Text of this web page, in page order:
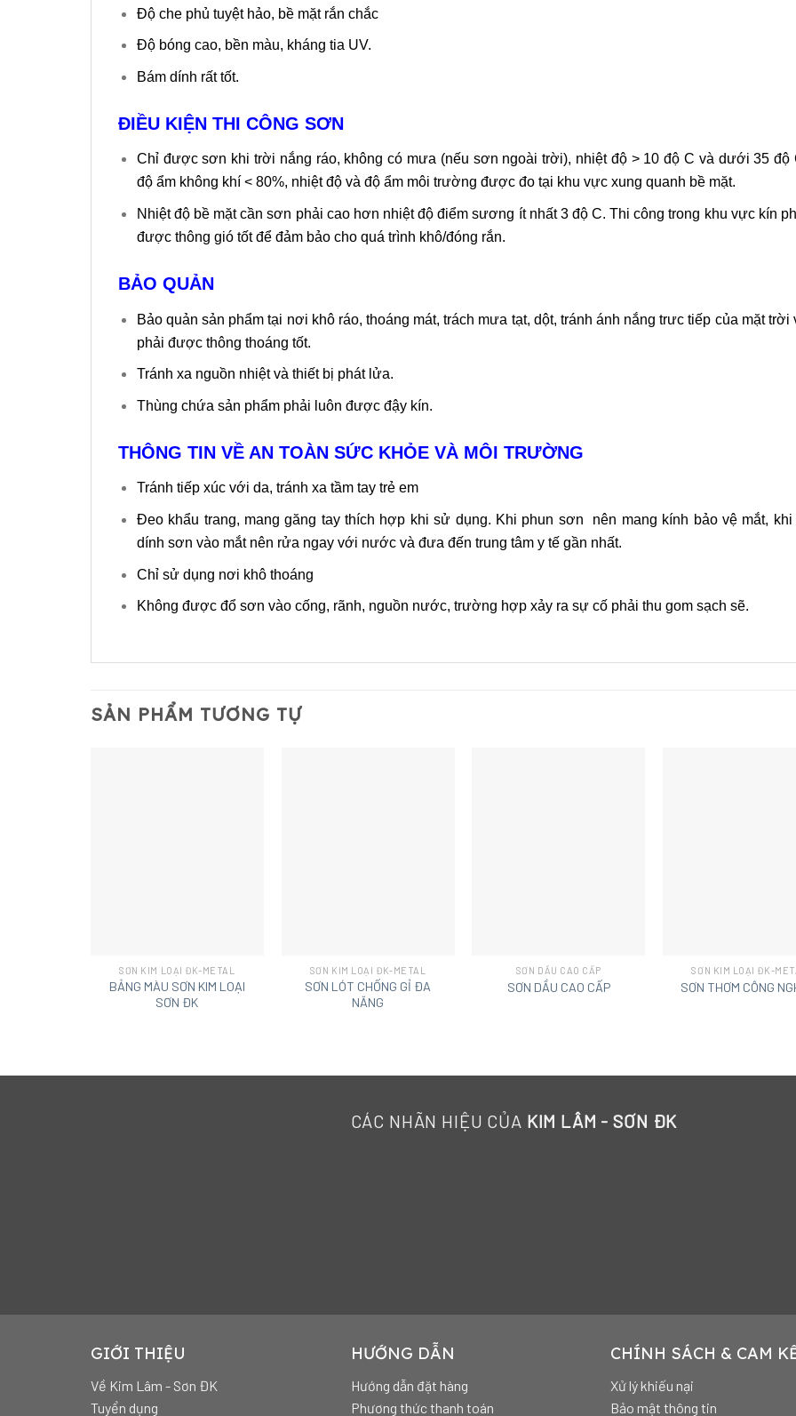
Độ che phủ tuyệt hảo, bề mặt rắn chắc
Độ bóng cao, bền màu, kháng tia UV.
Bám dính rất tốt.
ĐIỀU KIỆN THI CÔNG SƠN
Chỉ được sơn khi trời nắng ráo, không có mưa (nếu sơn ngoài trời), nhiệt độ > 10 độ C và dưới 35 độ
độ ẩm không khí < 80%, nhiệt độ và độ ẩm môi trường được đo tại khu vực xung quanh bề mặt.
Nhiệt độ bề mặt cần sơn phải cao hơn nhiệt độ điểm sương ít nhất 3 độ C. Thi công trong khu vực kín
được thông gió tốt để đảm bảo cho quá trình khô/đóng rắn.
BẢO QUẢN
Bảo quản sản phẩm tại nơi khô ráo, thoáng mát, trách mưa tạt, dột, tránh ánh nắng trưc tiếp của mặt trời
phải được thông thoáng tốt.
Tránh xa nguồn nhiệt và thiết bị phát lửa.
Thùng chứa sản phẩm phải luôn được đậy kín.
THÔNG TIN VỀ AN TOÀN SỨC KHỎE VÀ MÔI TRƯỜNG
Tránh tiếp xúc với da, tránh xa tầm tay trẻ em
Đeo khẩu trang, mang găng tay thích hợp khi sử dụng. Khi phun sơn nên mang kính bảo vệ mắt, khi
dính sơn vào mắt nên rửa ngay với nước và đưa đến trung tâm y tế gần nhất.
Chỉ sử dụng nơi khô thoáng
Không được đổ sơn vào cống, rãnh, nguồn nước, trường hợp xảy ra sự cố phải thu gom sạch sẽ.
SẢN PHẨM TƯƠNG TỰ
SƠN KIM LOẠI ĐK-METAL
BẢNG MÀU SƠN KIM LOẠI
SƠN ĐK
SƠN KIM LOẠI ĐK-METAL
SƠN LÓT CHỐNG GỈ ĐA
NĂNG
SƠN DẦU CAO CẤP
SƠN DẦU CAO CẤP
SƠN KIM LOẠI ĐK-
SƠN THƠM CÔNG
CÁC NHÃN HIỆU CỦA KIM LÂM - SƠN ĐK
GIỚI THIỆU
Về Kim Lâm - Sơn ĐK
Tuyển dụng
HƯỚNG DẪN
Hướng dẫn đặt hàng
Phương thức thanh toán
CHÍNH SÁCH & CAM
Xử lý khiếu nại
Bảo mật thông tin